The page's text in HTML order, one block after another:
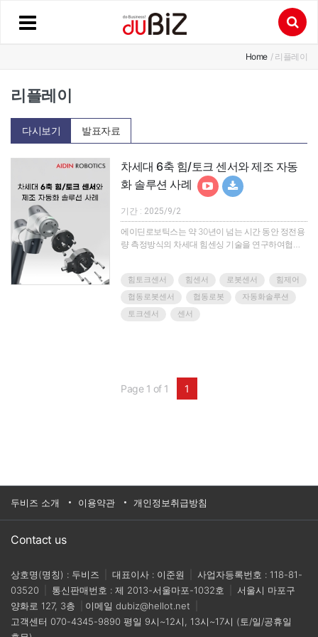
Home / 리플레이
리플레이
다시보기 발표자료
차세대 6축 힘/토크 센서와 제조 자동
화 솔루션 사례
기간 : 2025/9/2
에이딘로보틱스는 약 30년이 넘는 시간 동안 정전용
량 측정방식의 차세대 힘센싱 기술을 연구하여협동
다 정확한 힘제어를 구현하여제조, 반도체, 헬스케어
등 다양한 분야에서 더욱 정교하고 섬세한 작업을 자
동화 할 수 있습니다.기존 시장과는 차별화된 힘/토크
센서를 경험해보고 싶으신가요?작업의 정확도와 안
힘토크센서 힘센서 로봇센서
힘제어
협동로봇센서
협동로봇
자동화솔루션
토크센서
센서
Page 1 of 1 1
두비즈 소개 이용약관 개인정보취급방침
Contact us
상호명(명칭) : 두비즈 대표이사 : 이준원
사업자등록번호 : 118-81-
03520
통신판매번호 : 제 2013-서울마포-1032호
서울시 마포구
양화로 127, 3층
이메일 dubiz@hellot.net
고객센터 070-4345-9890 평일 9시~12시, 13시~17시 (토/일/공휴일